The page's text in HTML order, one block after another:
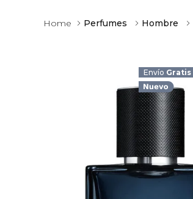
Perfumes Hombre
Envío Gratis